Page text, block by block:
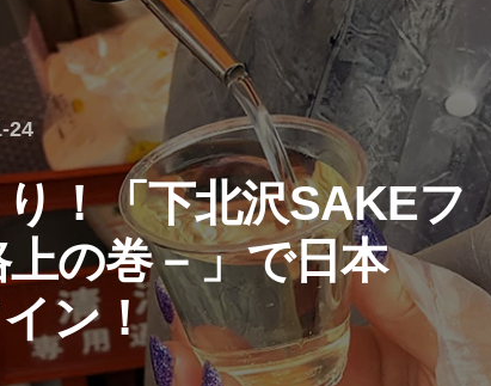
24
！「下北沢SAKEフ
の巻－」で日本
ン！